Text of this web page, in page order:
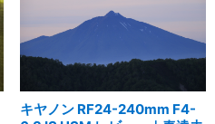
キヤノン RF24-240mm F4-